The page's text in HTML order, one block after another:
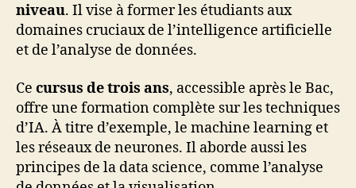
niveau. Il vise à former les étudiants aux
domaines cruciaux de l’intelligence artificielle
et de l’analyse de données.
Ce cursus de trois ans, accessible après le Bac,
offre une formation complète sur les techniques
d’IA. À titre d’exemple, le machine learning et
les réseaux de neurones. Il aborde aussi les
principes de la data science, comme l’analyse